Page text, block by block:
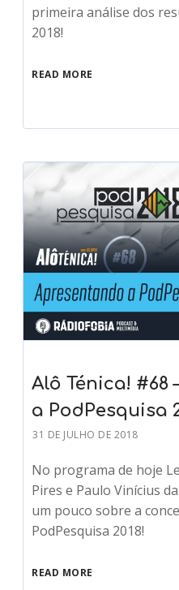
primeira análise dos
2018!
READ MORE
Alô Ténica! #68
a PodPesquisa
31 DE JULHO DE 2018
No programa de hoje
Pires e Paulo Vinícius
um pouco sobre a
PodPesquisa 2018!
READ MORE